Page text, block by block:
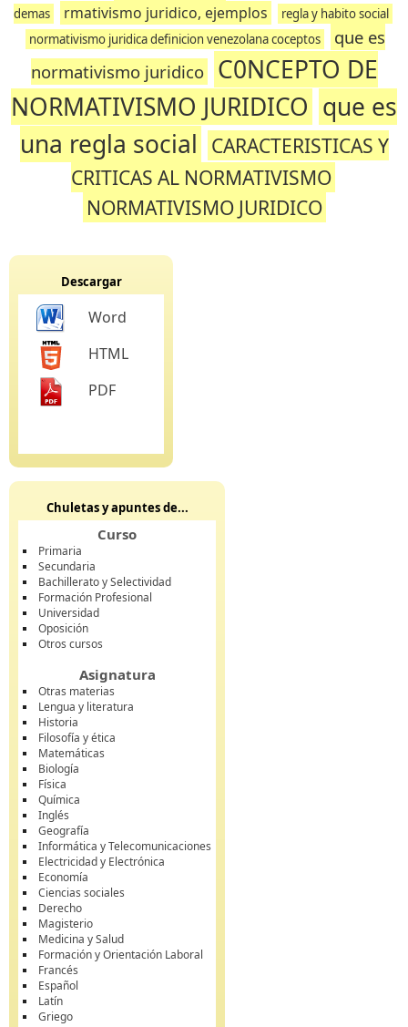
demas
rmativismo juridico, ejemplos
regla y habito social
normativismo juridica definicion venezolana coceptos
que es
normativismo juridico
C0NCEPTO DE
NORMATIVISMO JURIDICO que es
una regla social
CARACTERISTICAS Y
CRITICAS AL NORMATIVISMO
NORMATIVISMO JURIDICO
Descargar
Word
HTML
PDF
Chuletas y apuntes de...
Curso
Primaria
Secundaria
Bachillerato y Selectividad
Formación Profesional
Universidad
Oposición
Otros cursos
Asignatura
Otras materias
Lengua y literatura
Historia
Filosofía y ética
Matemáticas
Biología
Física
Química
Inglés
Geografía
Informática y Telecomunicaciones
Electricidad y Electrónica
Economía
Ciencias sociales
Derecho
Magisterio
Medicina y Salud
Formación y Orientación Laboral
Francés
Español
Latín
Griego